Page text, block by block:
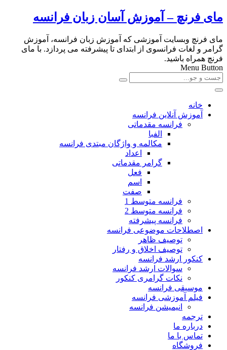
مای فرنچ – آموزش آسان زبان فرانسه
مای فرنچ وبسایت آموزشی که آموزش زبان فرانسه، آموزش
گرامر و لغات فرانسوی از ابتدای تا پیشرفته می پردازد. با مای
فرنچ همراه باشید.
Menu Button
خانه
آموزش آنلاین فرانسه
فرانسه مقدماتی
الفبا
مکالمه و واژگان مبتدی فرانسه
اعداد
گرامر مقدماتی
فعل
اسم
صفت
فرانسه متوسط 1
فرانسه متوسط 2
فرانسه پیشرفته
اصطلاحات موضوعی فرانسه
توصیف ظاهر
توصیف اخلاق و رفتار
کنکور ارشد فرانسه
سوالات ارشد فرانسه
نکات گرامری کنکور
موسیقی فرانسه
فیلم آموزشی فرانسه
انیمیشن فرانسه
ترجمه
درباره ما
تماس با ما
فروشگاه